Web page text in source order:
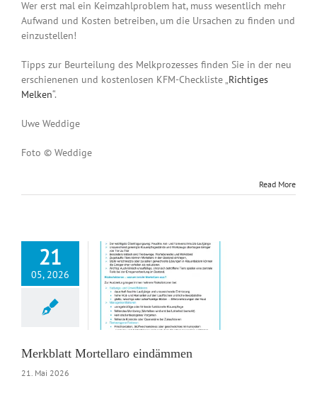
Wer erst mal ein Keimzahlproblem hat, muss wesentlich mehr
Aufwand und Kosten betreiben, um die Ursachen zu finden und
einzustellen!
Tipps zur Beurteilung des Melkprozesses finden Sie in der neu
erschienenen und kostenlosen KFM-Checkliste „Richtiges
Melken“.
Uwe Weddige
Foto © Weddige
Read More
21
05, 2026
Mortellaro
Merkblätter
Merkblatt Mortellaro eindämmen
21. Mai 2026